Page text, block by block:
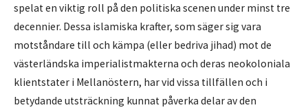
spelat en viktig roll på den politiska scenen under minst tre
decennier. Dessa islamiska krafter, som säger sig vara
motståndare till och kämpa (eller bedriva jihad) mot de
västerländska imperialistmakterna och deras neokoloniala
klientstater i Mellanöstern, har vid vissa tillfällen och i
betydande utsträckning kunnat påverka delar av den